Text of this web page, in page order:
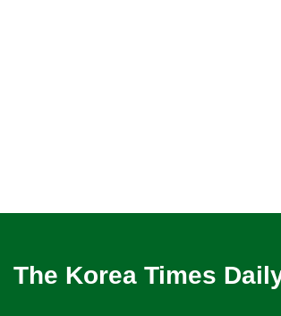
The Korea Times